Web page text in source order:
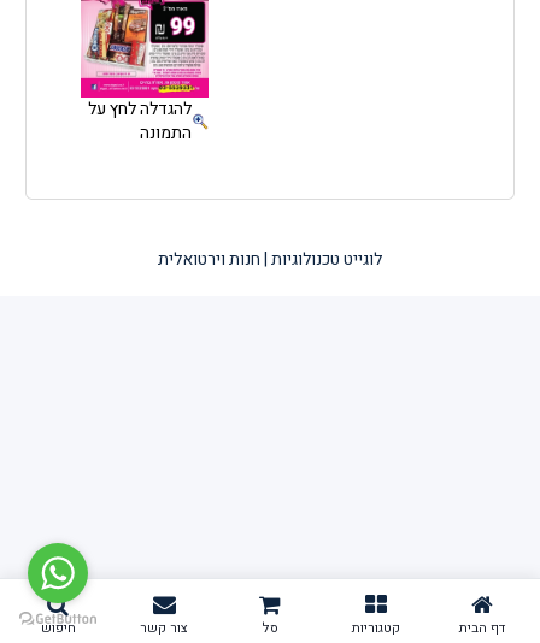
להגדלה לחץ על
התמונה
לוגייט טכנולוגיות | חנות וירטואלית
דף הבית קטגוריות סל צור קשר חיפוש